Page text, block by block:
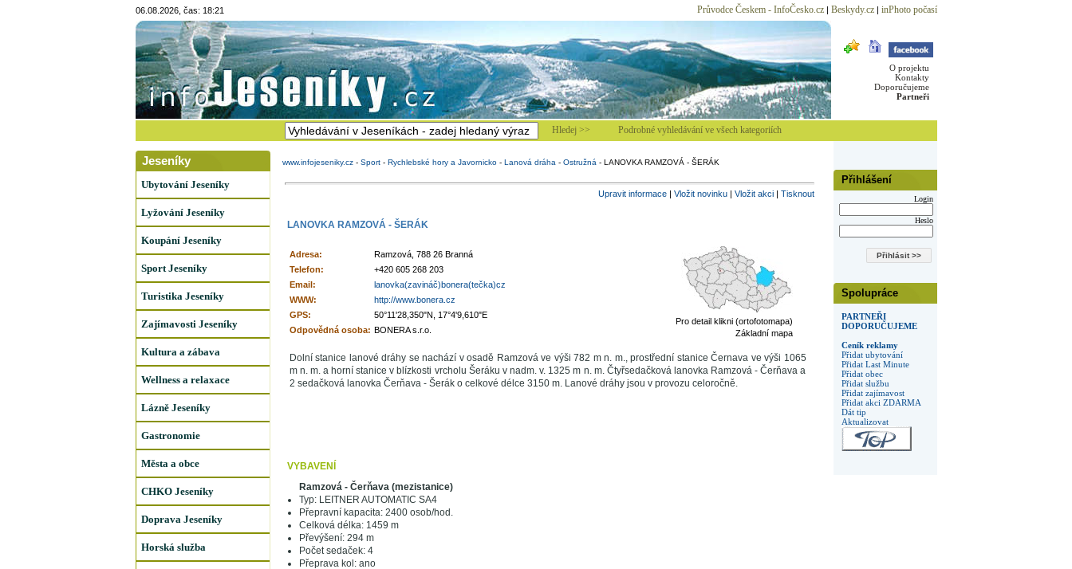
06.08.2026, čas: 18:21 Průvodce Českem - InfoČesko.cz| Beskydy.cz| inPhoto počasí
O projektu
Kontakty
Doporučujeme
Partneři
Hledej >> Podrobné vyhledávání ve všech kategoriích
Přihlášení
Login
Heslo
Spolupráce
PARTNEŘI
DOPORUČUJEME
Ceník reklamy
Přidat ubytování
Přidat Last Minute
Přidat obec
Přidat službu
Přidat zajímavost
Přidat akci ZDARMA
Dát tip
Aktualizovat
Jeseníky
Ubytování Jeseníky
Lyžování Jeseníky
Koupání Jeseníky
Sport Jeseníky
Turistika Jeseníky
Zajímavosti Jeseníky
Kultura a zábava
Wellness a relaxace
Lázně Jeseníky
Gastronomie
Města a obce
CHKO Jeseníky
Doprava Jeseníky
Horská služba
www.infojeseniky.cz- Sport- Rychlebské hory a Javornicko- Lanová dráha - Ostružná - LANOVKA RAMZOVÁ - ŠERÁK
Upravit informace| Vložit novinku| Vložit akci| Tisknout
LANOVKA RAMZOVÁ - ŠERÁK
Adresa:
Ramzová, 788 26 Branná
Telefon:
+420 605 268 203
Email:
lanovka(zavináč)bonera(tečka)cz
WWW:
http://www.bonera.cz
GPS:
50°11'28,350"N, 17°4'9,610"E
Odpovědná osoba: BONERA s.r.o.
Pro detail klikni (ortofotomapa)
Základní mapa
Dolní stanice lanové dráhy se nachází v osadě Ramzová ve výši 782 m n. m., prostřední stanice Černava ve výši 1065
m n. m. a horní stanice v blízkosti vrcholu Šeráku v nadm. v. 1325 m n. m. Čtyřsedačková lanovka Ramzová - Čerňava a
2 sedačková lanovka Čerňava - Šerák o celkové délce 3150 m. Lanové dráhy jsou v provozu celoročně.
VYBAVENÍ
Ramzová - Čerňava (mezistanice)
Typ: LEITNER AUTOMATIC SA4
Přepravní kapacita: 2400 osob/hod.
Celková délka: 1459 m
Převýšení: 294 m
Počet sedaček: 4
Přeprava kol: ano